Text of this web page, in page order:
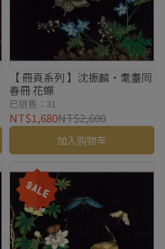
【 冊頁系列 】沈振麟・耄耋同
春冊 花蝶
已销售：31
NT$1,680NT$2,600
加入购物车